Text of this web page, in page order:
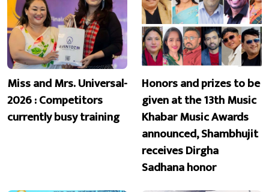
Miss and Mrs. Universal-
2026 : Competitors
currently busy training
Honors and prizes to be
given at the 13th Music
Khabar Music Awards
announced, Shambhujit
receives Dirgha
Sadhana honor